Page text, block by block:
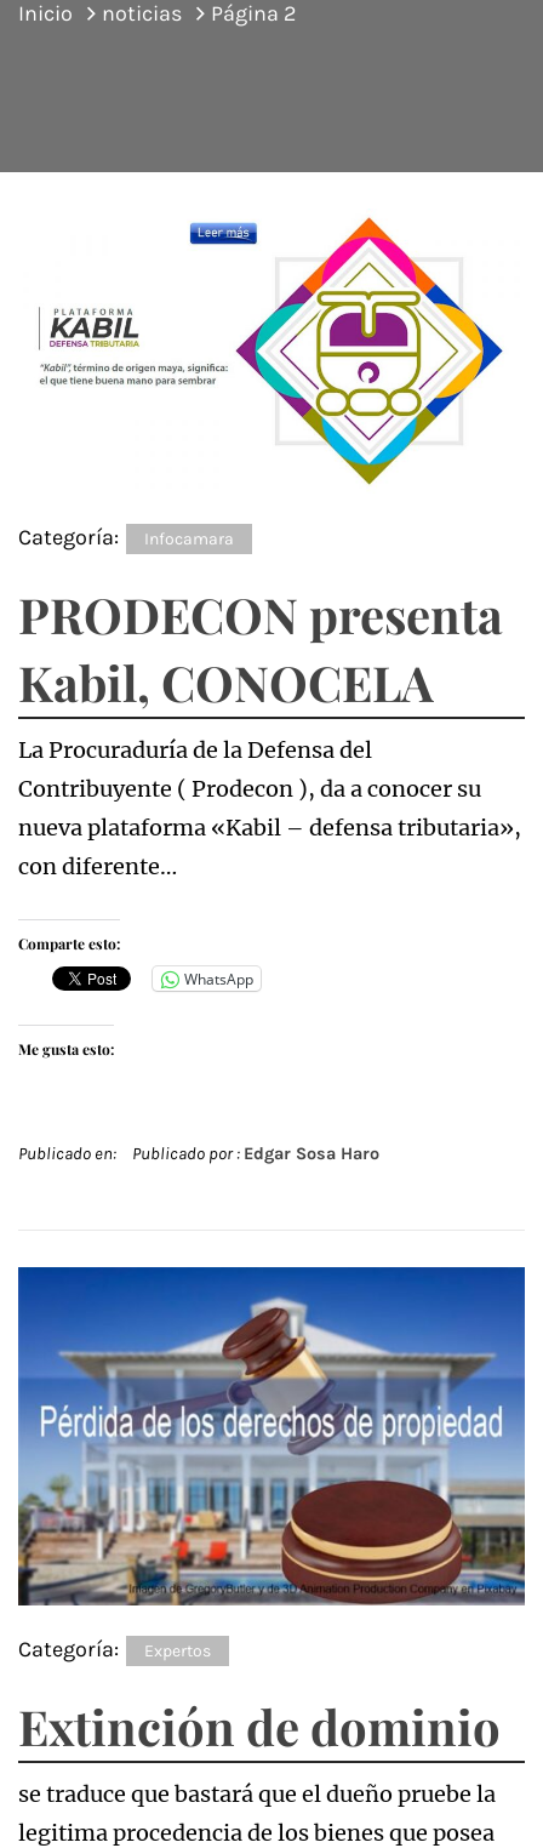
Inicio noticias Página 2
Categoría: Infocamara
PRODECON presenta
Kabil, CONOCELA
La Procuraduría de la Defensa del
Contribuyente ( Prodecon ), da a conocer su
nueva plataforma «Kabil – defensa tributaria»,
con diferente…
Comparte esto:
WhatsApp
Me gusta esto:
Publicado en: Publicado por : Edgar Sosa Haro
Categoría: Expertos
Extinción de dominio
se traduce que bastará que el dueño pruebe la
legitima procedencia de los bienes que posea